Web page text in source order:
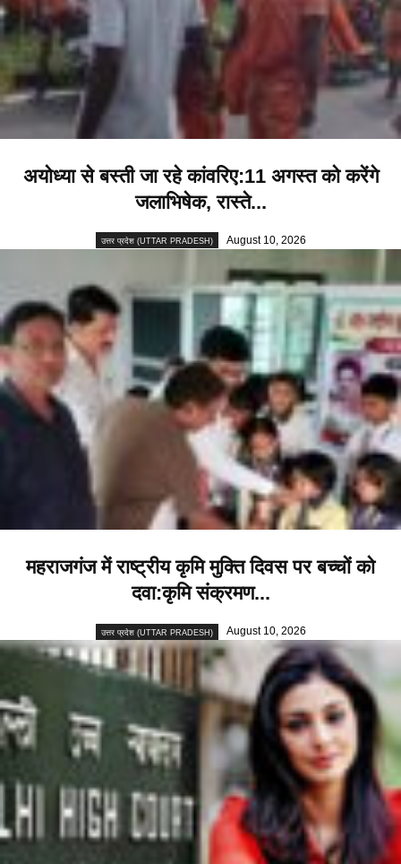
अयोध्या से बस्ती जा रहे कांवरिए:11 अगस्त को करेंगे
जलाभिषेक, रास्ते...
उत्तर प्रदेश (UTTAR PRADESH) August 10, 2026
महराजगंज में राष्ट्रीय कृमि मुक्ति दिवस पर बच्चों को
दवा:कृमि संक्रमण...
उत्तर प्रदेश (UTTAR PRADESH) August 10, 2026